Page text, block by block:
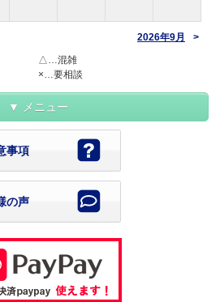
2026年9月
△…混雑
×…要相談
メニュー
事項
の声